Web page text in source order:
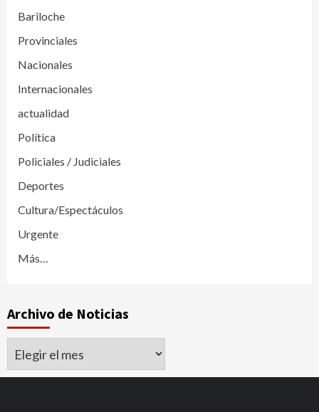
Bariloche
Provinciales
Nacionales
Internacionales
actualidad
Política
Policiales / Judiciales
Deportes
Cultura/Espectáculos
Urgente
Más…
Archivo de Noticias
Archivo
de